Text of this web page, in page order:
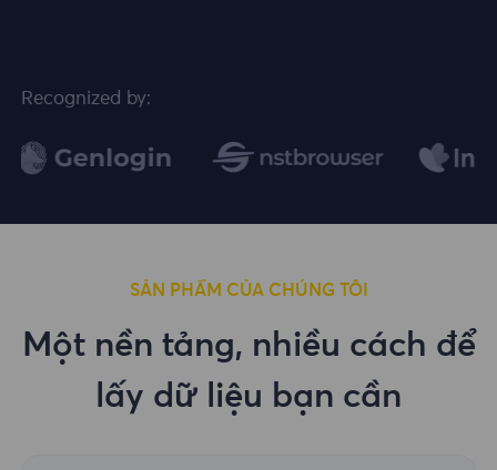
Recognized by:
SẢN PHẨM CỦA CHÚNG TÔI
Một nền tảng, nhiều cách để
lấy dữ liệu bạn cần